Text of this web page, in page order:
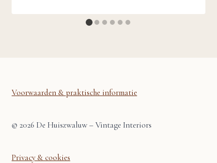
Voorwaarden & praktische informatie
© 2026 De Huiszwaluw – Vintage Interiors
Privacy & cookies